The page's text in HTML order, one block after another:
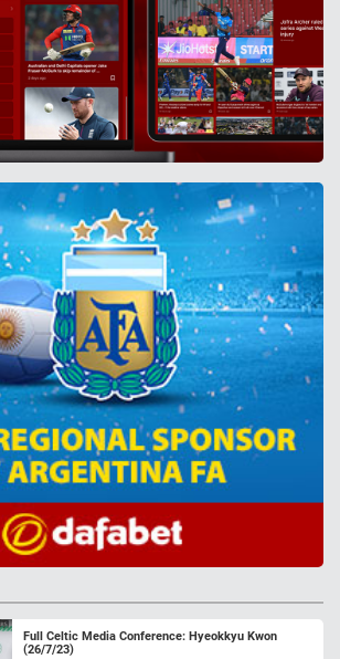
Full Celtic Media Conference: Hyeokkyu Kwon
(26/7/23)